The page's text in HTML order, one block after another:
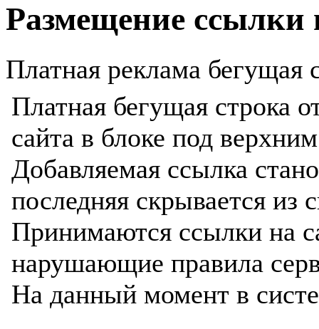
Размещение ссылки
Платная реклама бегущая
Платная бегущая строка
сайта в блоке под
Добавляемая ссылка
последняя скрывается из
Принимаются ссылки на
нарушающие правила
На данный момент в